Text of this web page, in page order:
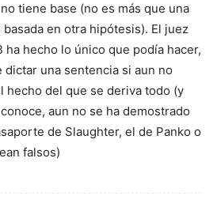
tiene base (no es más que una
en otra hipótesis). El juez
ha hecho lo único que podía hacer,
dictar una sentencia si aun no
hecho del que se deriva todo (y
aun no se ha demostrado
de Slaughter, el de Panko o
falsos)